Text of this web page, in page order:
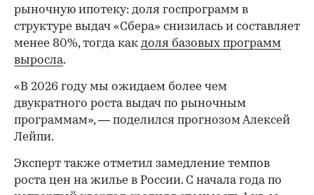
рыночную ипотеку: доля госпрограмм в
структуре выдач «Сбера» снизилась и составляет
менее 80%, тогда как доля базовых программ
выросла.
«В 2026 году мы ожидаем более чем
двукратного роста выдач по рыночным
программам», — поделился прогнозом Алексей
Лейпи.
Эксперт также отметил замедление темпов
роста цен на жилье в России. С начала года по